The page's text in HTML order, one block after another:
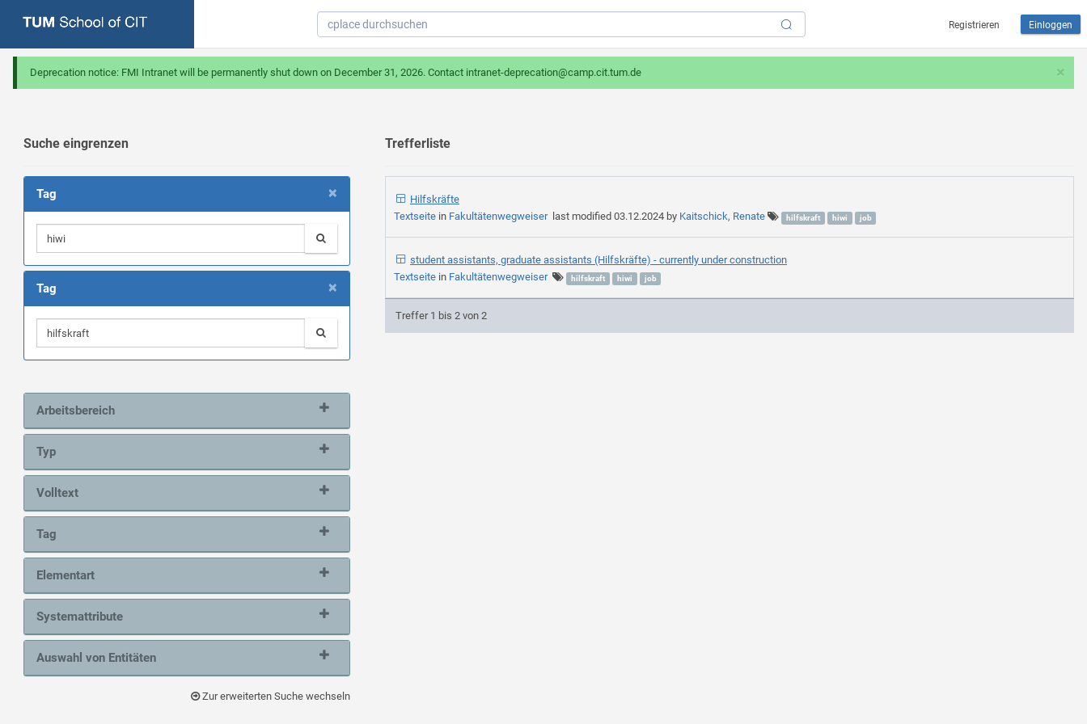
Registrieren Einloggen
×
Deprecation notice: FMI Intranet will be permanently shut down on December 31, 2026. Contact intranet-deprecation@camp.cit.tum.de
Suche eingrenzen
×
Tag
×
Tag
Arbeitsbereich
Typ
Volltext
Tag
Elementart
Systemattribute
Auswahl von Entitäten
Zur erweiterten Suche wechseln
Trefferliste
Hilfskräfte
Textseite in Fakultätenwegweiserlast modified03.12.2024 by Kaitschick, Renate hilfskraft hiwi job
student assistants, graduate assistants (Hilfskräfte) - currently under construction
Textseite in Fakultätenwegweiser hilfskraft hiwi job
Treffer 1 bis 2 von 2